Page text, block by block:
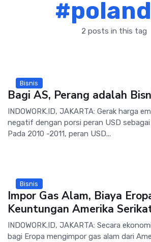
2 posts in this tag
Bisnis
Bagi AS, Perang adalah
INDOWORK.ID, JAKARTA: Gerak harga
negatif dengan porsi peran USD
Pada 2010 -2011, peran USD...
Bisnis
Impor Gas Alam, Biaya
Keuntungan Amerika
INDOWORK.ID, JAKARTA: Secara
bagi Eropa mengimpor gas alam dari